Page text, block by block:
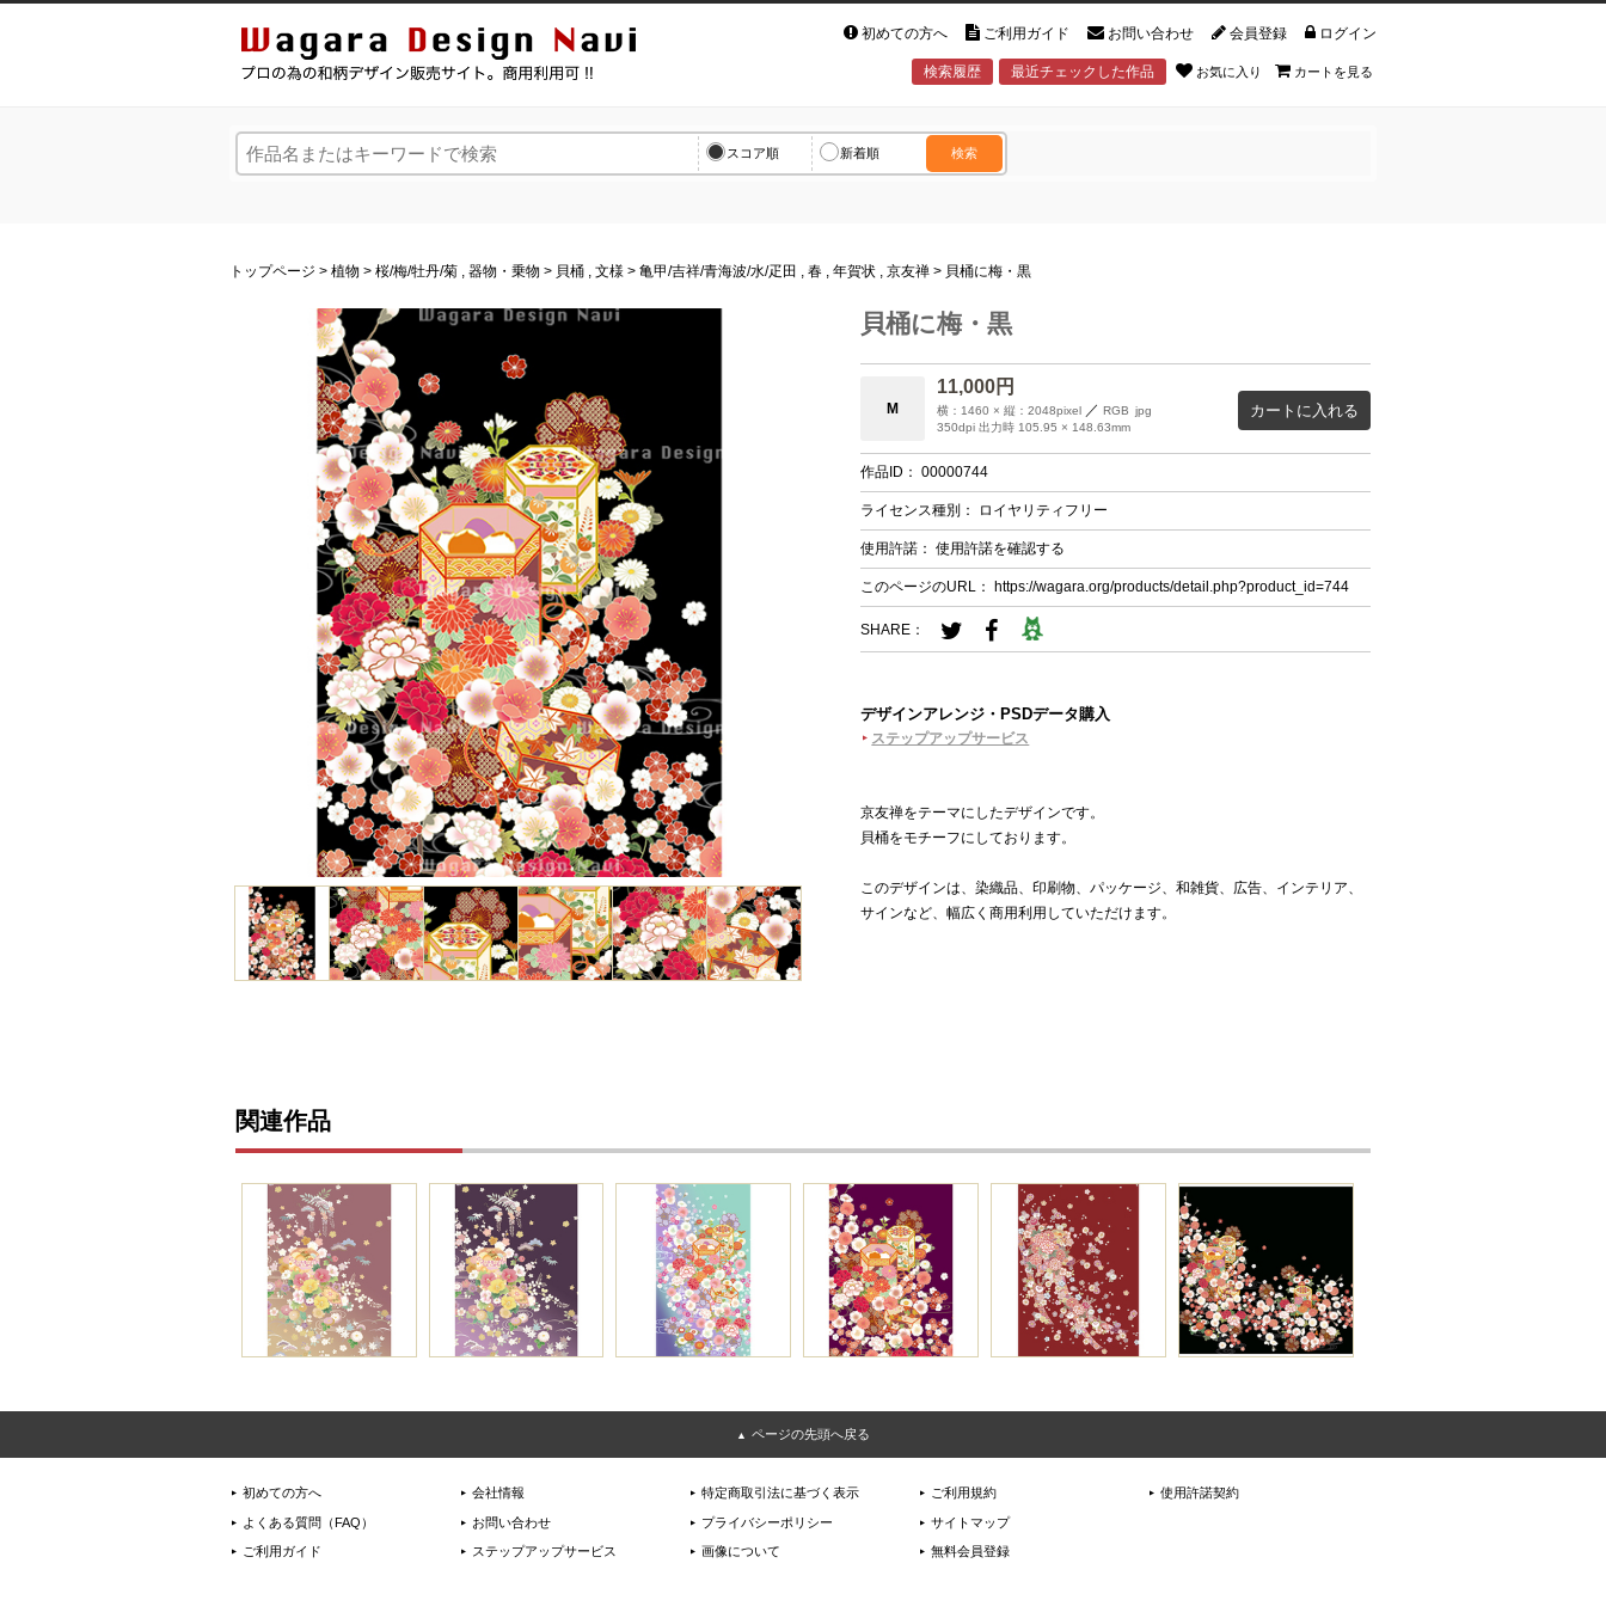
初めての方へ ご利用ガイド お問い合わせ 会員登録 ログイン
検索履歴 最近チェックした作品 お気に入り カートを見る
スコア順 新着順 検索
トップページ > 植物 > 桜/梅/牡丹/菊 , 器物・乗物 > 貝桶 , 文様 > 亀甲/吉祥/青海波/水/疋田 , 春 , 年賀状 , 京友禅 > 貝桶に梅・黒
貝桶に梅・黒
M
11,000円
横：1460 × 縦：2048pixel ／ RGB jpg
350dpi 出力時 105.95 × 148.63mm
カートに入れる
作品ID： 00000744
ライセンス種別： ロイヤリティフリー
使用許諾： 使用許諾を確認する
このページのURL： https://wagara.org/products/detail.php?product_id=744
SHARE：
デザインアレンジ・PSDデータ購入
ステップアップサービス
京友禅をテーマにしたデザインです。
貝桶をモチーフにしております。
このデザインは、染織品、印刷物、パッケージ、和雑貨、広告、インテリア、
サインなど、幅広く商用利用していただけます。
関連作品
ページの先頭へ戻る
初めての方へ
よくある質問（FAQ）
ご利用ガイド
会社情報
お問い合わせ
ステップアップサービス
特定商取引法に基づく表示
プライバシーポリシー
画像について
ご利用規約
サイトマップ
無料会員登録
使用許諾契約